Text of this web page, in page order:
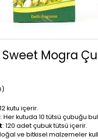
Mogra
kutu içerir.
: Her kutuda 10 tütsü çubuğu
: 120 adet çubuk tütsü içerir.
ve bitkisel malzemeler